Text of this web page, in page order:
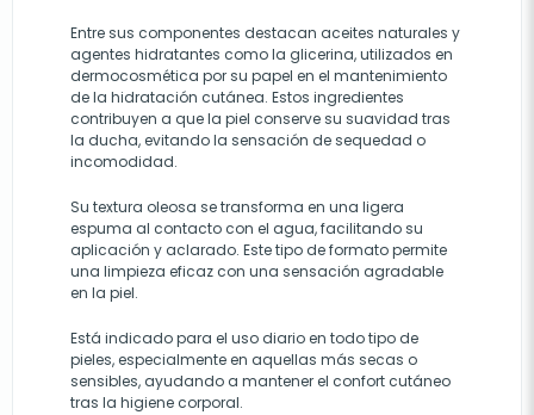
Entre sus componentes destacan aceites naturales y
agentes hidratantes como la glicerina, utilizados en
dermocosmética por su papel en el mantenimiento
de la hidratación cutánea. Estos ingredientes
contribuyen a que la piel conserve su suavidad tras
la ducha, evitando la sensación de sequedad o
incomodidad.
Su textura oleosa se transforma en una ligera
espuma al contacto con el agua, facilitando su
aplicación y aclarado. Este tipo de formato permite
una limpieza eficaz con una sensación agradable
en la piel.
Está indicado para el uso diario en todo tipo de
pieles, especialmente en aquellas más secas o
sensibles, ayudando a mantener el confort cutáneo
tras la higiene corporal.